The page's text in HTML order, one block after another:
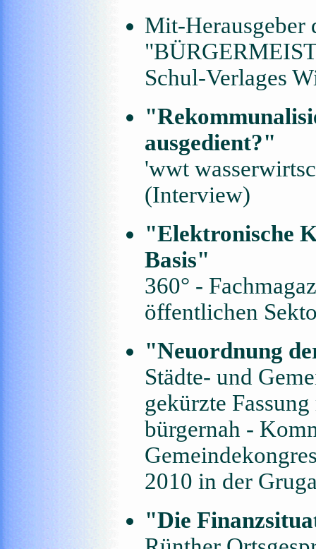
Mit-Herausgeber
Schul-Verlages
ausgedient?"
'wwt
(Interview)
"Elektronische
Basis"
360° -
öffentlichen
"Neuordnung
Städte- und
gekürzte
bürgernah -
2010 in der
"Die